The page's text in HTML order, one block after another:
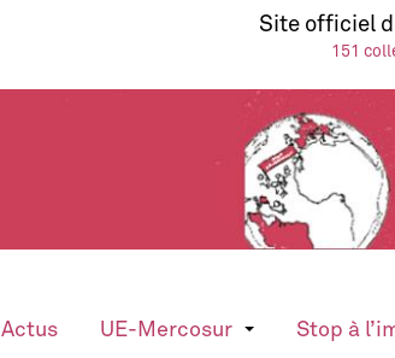
Site officiel
151
Actus UE-Mercosur Stop à